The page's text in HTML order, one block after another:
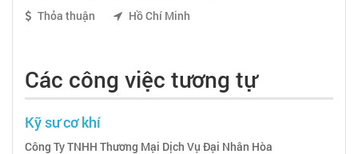
Thỏa thuận
Hồ Chí Minh
Các công việc tương tự
Kỹ sư cơ khí
Công Ty TNHH Thương Mại Dịch Vụ Đại Nhân Hòa